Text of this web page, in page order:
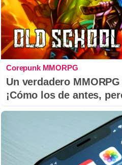
Corepunk MMORPG
Un verdadero
¡Cómo los de antes,